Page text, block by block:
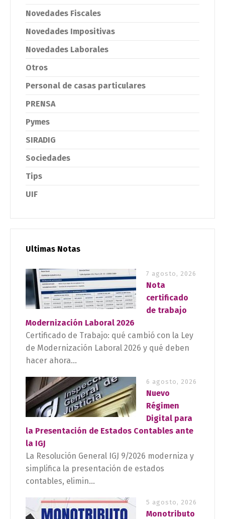
Novedades Fiscales
Novedades Impositivas
Novedades Laborales
Otros
Personal de casas particulares
PRENSA
Pymes
SIRADIG
Sociedades
Tips
UIF
Ultimas Notas
7 agosto, 2026
Nota
certificado
de trabajo
Modernización Laboral 2026
Certificado de Trabajo: qué cambió con la Ley
de Modernización Laboral 2026 y qué deben
hacer ahora...
6 agosto, 2026
Nuevo
Régimen
Digital para
la Presentación de Estados Contables ante
la IGJ
La Resolución General IGJ 9/2026 moderniza y
simplifica la presentación de estados
contables, elimin...
5 agosto, 2026
Monotributo